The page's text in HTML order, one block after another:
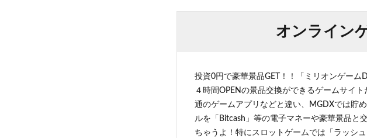
オンライン
投資0円で豪華景品GET！！「ミリオンゲーム
４時間OPENの景品交換ができるゲームサイト
通のゲームアプリなどと違い、MGDXでは貯
ルを「Bitcash」等の電子マネーや豪華景品と
ちゃうよ！特にスロットゲームでは「ラッシ